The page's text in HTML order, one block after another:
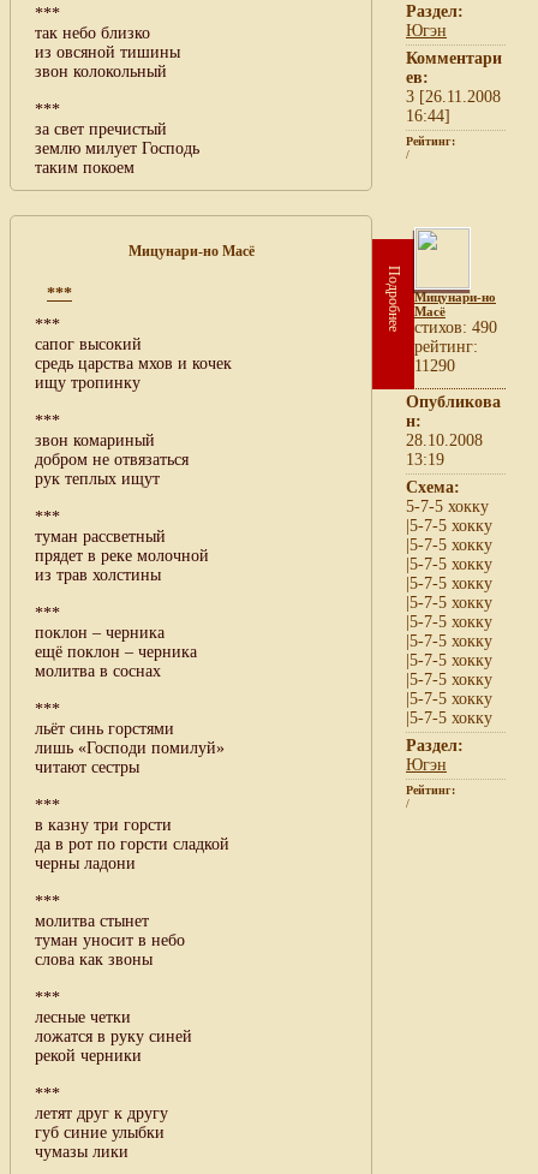
***
так небо близко
из овсяной тишины
звон колокольный
***
за свет пречистый
землю милует Господь
таким покоем
Раздел:
Югэн
Комментари
ев:
3 [26.11.2008
16:44]
Рейтинг:
/
Мицунари-но Масё
***
***
сапог высокий
средь царства мхов и кочек
ищу тропинку
***
звон комариный
добром не отвязаться
рук теплых ищут
***
туман рассветный
прядет в реке молочной
из трав холстины
***
поклон – черника
ещё поклон – черника
молитва в соснах
***
льёт синь горстями
лишь «Господи помилуй»
читают сестры
***
в казну три горсти
да в рот по горсти сладкой
черны ладони
***
молитва стынет
туман уносит в небо
слова как звоны
***
лесные четки
ложатся в руку синей
рекой черники
***
летят друг к другу
губ синие улыбки
чумазы лики
Подробнее
Мицунари-но
Масё
cтихов: 490
рейтинг:
11290
Опубликова
н:
28.10.2008
13:19
Схема:
5-7-5 хокку
|5-7-5 хокку
|5-7-5 хокку
|5-7-5 хокку
|5-7-5 хокку
|5-7-5 хокку
|5-7-5 хокку
|5-7-5 хокку
|5-7-5 хокку
|5-7-5 хокку
|5-7-5 хокку
|5-7-5 хокку
Раздел:
Югэн
Рейтинг:
/